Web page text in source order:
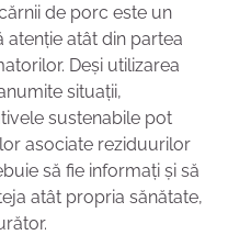
de porc este un
atât din partea
Deși utilizarea
situații,
sustenabile pot
asociate reziduurilor
să fie informați și să
atât propria sănătate,